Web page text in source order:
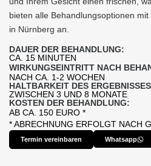
bieten alle Behandlungsoptionen
in Nürnberg an.
DAUER DER BEHANDLUNG:
CA. 15 MINUTEN
WIRKUNGSEINTRITT NACH
NACH CA. 1-2 WOCHEN
HALTBARKEIT DES
ZWISCHEN 3 UND 8 MONATE
KOSTEN DER BEHANDLUNG:
AB CA. 150 EURO *
* ABRECHNUNG ERFOLGT NACH
Termin vereinbaren Whatsapp